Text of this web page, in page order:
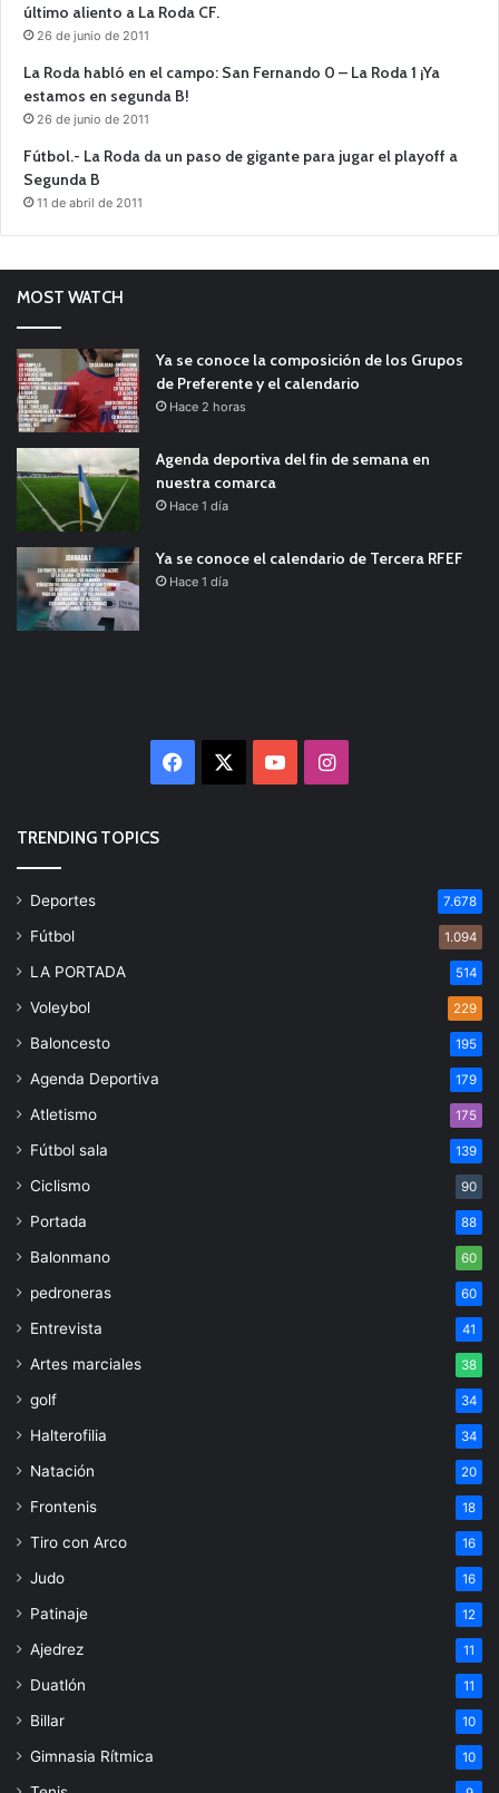
último aliento a La Roda CF.
26 de junio de 2011
La Roda habló en el campo: San Fernando 0 – La Roda 1 ¡Ya
estamos en segunda B!
26 de junio de 2011
Fútbol.- La Roda da un paso de gigante para jugar el playoff a
Segunda B
11 de abril de 2011
MOST WATCH
Ya se conoce la composición de los Grupos
de Preferente y el calendario
Hace 2 horas
Agenda deportiva del fin de semana en
nuestra comarca
Hace 1 día
Ya se conoce el calendario de Tercera RFEF
Hace 1 día
Facebook YouTubeInstagram
TRENDING TOPICS
Deportes 7.678
Fútbol 1.094
LA PORTADA 514
Voleybol 229
Baloncesto 195
Agenda Deportiva 179
Atletismo 175
Fútbol sala 139
Ciclismo 90
Portada 88
Balonmano 60
pedroneras 60
Entrevista 41
Artes marciales 38
golf 34
Halterofilia 34
Natación 20
Frontenis 18
Tiro con Arco 16
Judo 16
Patinaje 12
Ajedrez 11
Duatlón 11
Billar 10
Gimnasia Rítmica 10